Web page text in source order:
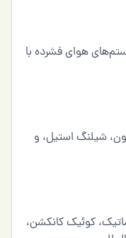
هوای فشرده با
شیلنگ استیل، و
کوئیک کانکشن،